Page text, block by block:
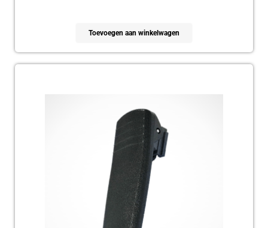
Toevoegen aan winkelwagen